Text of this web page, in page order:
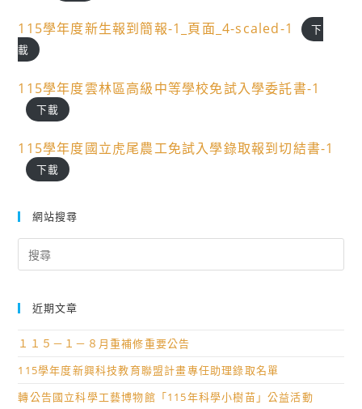
115學年度新生報到簡報-1_頁面_4-scaled-1
下
載
115學年度雲林區高級中等學校免試入學委託書-1
下載
115學年度國立虎尾農工免試入學錄取報到切結書-1
下載
網站搜尋
for:
近期文章
１１５－１－８月重補修重要公告
115學年度新興科技教育聯盟計畫專任助理錄取名單
轉公告國立科學工藝博物館「115年科學小樹苗」公益活動